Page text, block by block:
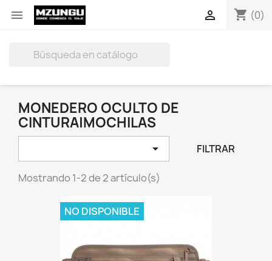
 shopping_cart (0)

MONEDERO OCULTO DE
CINTURA|MOCHILAS
 FILTRAR
Mostrando 1-2 de 2 artículo(s)
NO DISPONIBLE